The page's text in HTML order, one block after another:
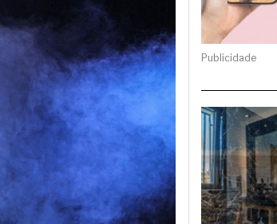
Publicidade